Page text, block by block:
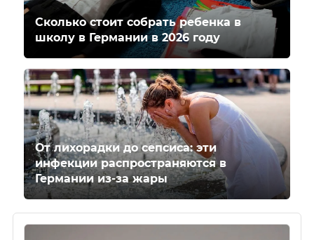
Сколько стоит собрать ребенка в
школу в Германии в 2026 году
От лихорадки до сепсиса: эти
инфекции распространяются в
Германии из-за жары